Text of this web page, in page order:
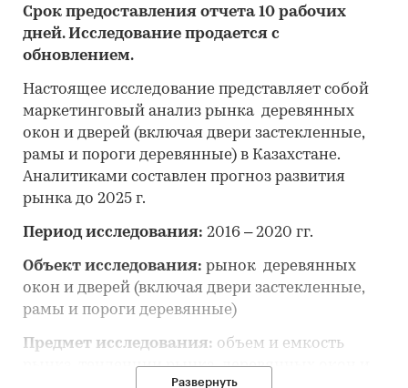
Срок предоставления отчета 10 рабочих
дней. Исследование продается с
обновлением.
Настоящее исследование представляет собой
маркетинговый анализ рынка деревянных
окон и дверей (включая двери застекленные,
рамы и пороги деревянные) в Казахстане.
Аналитиками составлен прогноз развития
рынка до 2025 г.
Период исследования: 2016 – 2020 гг.
Объект исследования: рынок деревянных
окон и дверей (включая двери застекленные,
рамы и пороги деревянные)
Предмет исследования: объем и емкость
рынка, тенденции рынка деревянных окон и
Развернуть